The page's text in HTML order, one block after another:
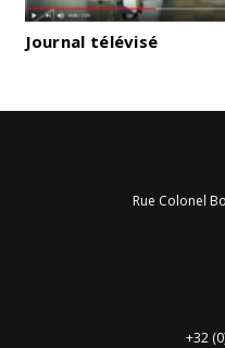
Journal télévisé
Rue Colonel
+32